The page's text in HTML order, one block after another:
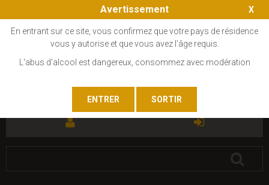
Avertissement
En entrant sur ce site, vous confirmez que votre pays de résidence
vous y autorise et que vous avez l'âge requis.
L'abus d'alcool est dangereux, consommez avec modération